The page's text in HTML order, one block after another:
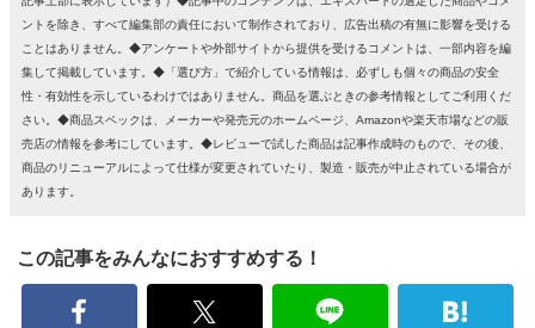
ントを除き、すべて編集部の責任において制作されており、広告出稿の有無に影響を受ける
ことはありません。◆アンケートや外部サイトから提供を受けるコメントは、一部内容を編
集して掲載しています。◆「選び方」で紹介している情報は、必ずしも個々の商品の安全
性・有効性を示しているわけではありません。商品を選ぶときの参考情報としてご利用くだ
さい。◆商品スペックは、メーカーや発売元のホームページ、Amazonや楽天市場などの販
売店の情報を参考にしています。◆レビューで試した商品は記事作成時のもので、その後、
商品のリニューアルによって仕様が変更されていたり、製造・販売が中止されている場合が
あります。
この記事をみんなにおすすめする！